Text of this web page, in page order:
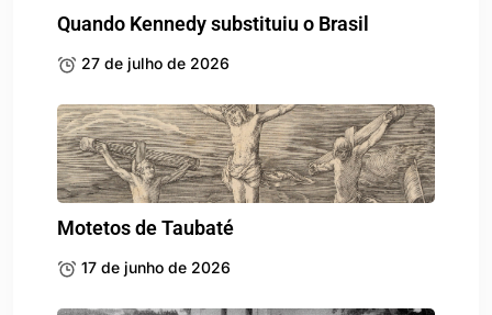
Quando Kennedy substituiu o Brasil
27 de julho de 2026
Motetos de Taubaté
17 de junho de 2026